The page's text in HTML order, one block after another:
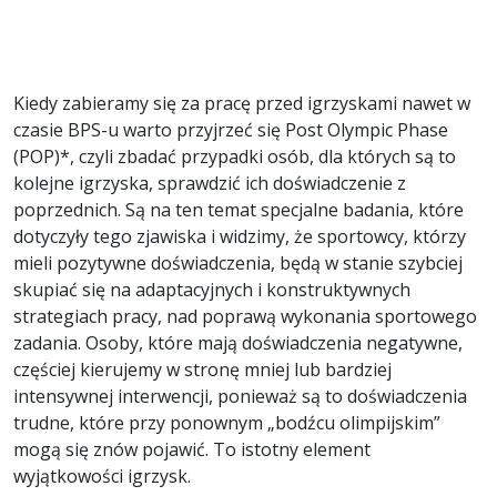
Kiedy zabieramy się za pracę przed igrzyskami nawet w
czasie BPS-u warto przyjrzeć się Post Olympic Phase
(POP)*, czyli zbadać przypadki osób, dla których są to
kolejne igrzyska, sprawdzić ich doświadczenie z
poprzednich. Są na ten temat specjalne badania, które
dotyczyły tego zjawiska i widzimy, że sportowcy, którzy
mieli pozytywne doświadczenia, będą w stanie szybciej
skupiać się na adaptacyjnych i konstruktywnych
strategiach pracy, nad poprawą wykonania sportowego
zadania. Osoby, które mają doświadczenia negatywne,
częściej kierujemy w stronę mniej lub bardziej
intensywnej interwencji, ponieważ są to doświadczenia
trudne, które przy ponownym „bodźcu olimpijskim”
mogą się znów pojawić. To istotny element
wyjątkowości igrzysk.